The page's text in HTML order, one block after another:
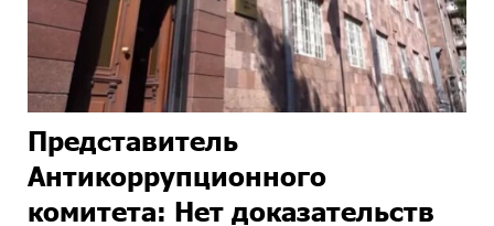
Представитель
Антикоррупционного
комитета: Нет доказательств